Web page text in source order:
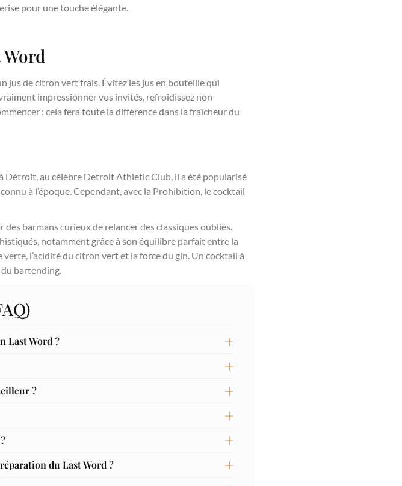
pour une touche élégante.
jus de citron vert frais. Évitez les jus en bouteille qui
impressionner vos invités, refroidissez non
: cela fera toute la différence dans la fraîcheur du
Détroit, au célèbre Detroit Athletic Club, il a été popularisé
à l’époque. Cependant, avec la Prohibition, le cocktail
des barmans curieux de relancer des classiques oubliés.
notamment grâce à son équilibre parfait entre la
l’acidité du citron vert et la force du gin. Un cocktail à
du bartending.
Last Word ?
?
du Last Word ?